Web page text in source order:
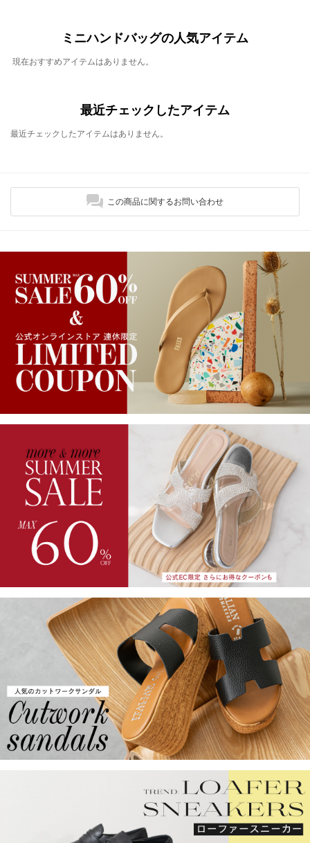
ミニハンドバッグの人気アイテム
現在おすすめアイテムはありません。
最近チェックしたアイテム
最近チェックしたアイテムはありません。
この商品に関するお問い合わせ